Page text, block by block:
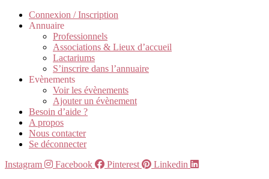
Connexion / Inscription
Annuaire
Professionnels
Associations & Lieux d’accueil
Lactariums
S’inscrire dans l’annuaire
Evènements
Voir les évènements
Ajouter un évènement
Besoin d’aide ?
A propos
Nous contacter
Se déconnecter
Instagram
Facebook Pinterest
Linkedin